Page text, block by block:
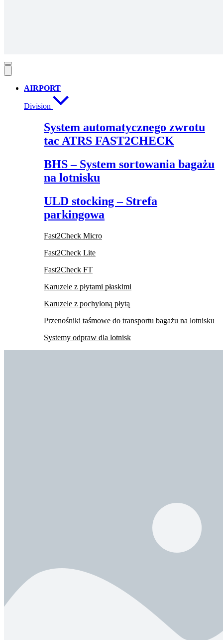
AIRPORT
Division
System automatycznego zwrotu
tac ATRS FAST2CHECK
BHS – System sortowania bagażu
na lotnisku
ULD stocking – Strefa
parkingowa
Fast2Check Micro
Fast2Check Lite
Fast2Check FT
Karuzele z płytami płaskimi
Karuzele z pochyloną płytą
Przenośniki taśmowe do transportu bagażu na lotnisku
Systemy odpraw dla lotnisk